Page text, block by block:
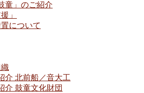
童」のご紹介
」
について
介 北前船／音大工
介 鼓童文化財団